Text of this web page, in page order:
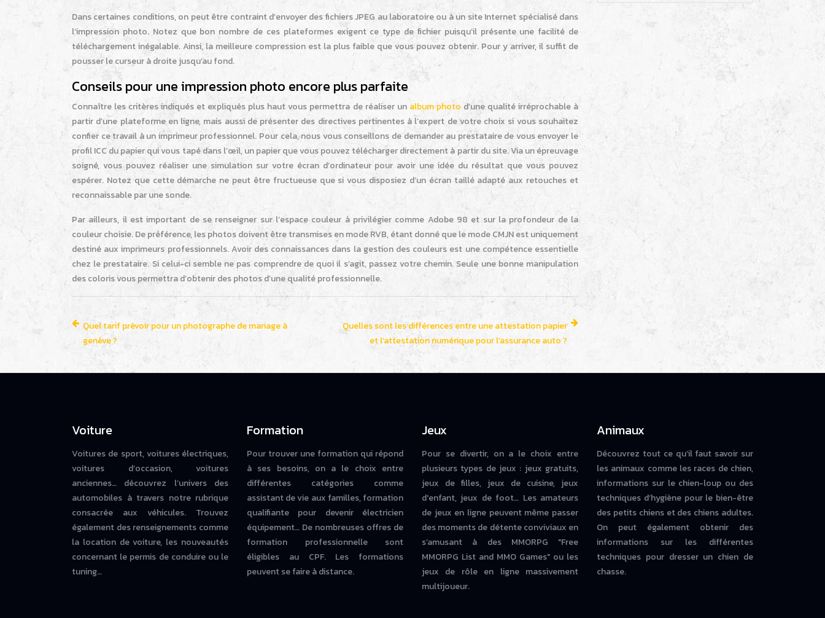
Dans certaines conditions, on peut être contraint d’envoyer des fichiers JPEG au laboratoire ou à un site Internet spécialisé dans
l’impression photo. Notez que bon nombre de ces plateformes exigent ce type de fichier puisqu’il présente une facilité de
téléchargement inégalable. Ainsi, la meilleure compression est la plus faible que vous pouvez obtenir. Pour y arriver, il suffit de
pousser le curseur à droite jusqu’au fond.
Conseils pour une impression photo encore plus parfaite
Connaître les critères indiqués et expliqués plus haut vous permettra de réaliser un album photo d’une qualité irréprochable à
partir d’une plateforme en ligne, mais aussi de présenter des directives pertinentes à l’expert de votre choix si vous souhaitez
confier ce travail à un imprimeur professionnel. Pour cela, nous vous conseillons de demander au prestataire de vous envoyer le
profil ICC du papier qui vous tapé dans l’œil, un papier que vous pouvez télécharger directement à partir du site. Via un épreuvage
soigné, vous pouvez réaliser une simulation sur votre écran d’ordinateur pour avoir une idée du résultat que vous pouvez
espérer. Notez que cette démarche ne peut être fructueuse que si vous disposiez d’un écran taillé adapté aux retouches et
reconnaissable par une sonde.
Par ailleurs, il est important de se renseigner sur l’espace couleur à privilégier comme Adobe 98 et sur la profondeur de la
couleur choisie. De préférence, les photos doivent être transmises en mode RVB, étant donné que le mode CMJN est uniquement
destiné aux imprimeurs professionnels. Avoir des connaissances dans la gestion des couleurs est une compétence essentielle
chez le prestataire. Si celui-ci semble ne pas comprendre de quoi il s’agit, passez votre chemin. Seule une bonne manipulation
des coloris vous permettra d’obtenir des photos d’une qualité professionnelle.
Quel tarif prévoir pour un photographe de mariage à
genève ?
Quelles sont les différences entre une attestation papier
et l’attestation numérique pour l’assurance auto ?
Voiture
Voitures de sport, voitures électriques,
voitures d’occasion, voitures
anciennes… découvrez l’univers des
automobiles à travers notre rubrique
consacrée aux véhicules. Trouvez
également des renseignements comme
la location de voiture, les nouveautés
concernant le permis de conduire ou le
tuning…
Formation
Pour trouver une formation qui répond
à ses besoins, on a le choix entre
différentes catégories comme
assistant de vie aux familles, formation
qualifiante pour devenir électricien
équipement… De nombreuses offres de
formation professionnelle sont
éligibles au CPF. Les formations
peuvent se faire à distance.
Jeux
Pour se divertir, on a le choix entre
plusieurs types de jeux : jeux gratuits,
jeux de filles, jeux de cuisine, jeux
d'enfant, jeux de foot… Les amateurs
de jeux en ligne peuvent même passer
des moments de détente conviviaux en
s’amusant à des MMORPG "Free
MMORPG List and MMO Games" ou les
jeux de rôle en ligne massivement
multijoueur.
Animaux
Découvrez tout ce qu’il faut savoir sur
les animaux comme les races de chien,
informations sur le chien-loup ou des
techniques d’hygiène pour le bien-être
des petits chiens et des chiens adultes.
On peut également obtenir des
informations sur les différentes
techniques pour dresser un chien de
chasse.